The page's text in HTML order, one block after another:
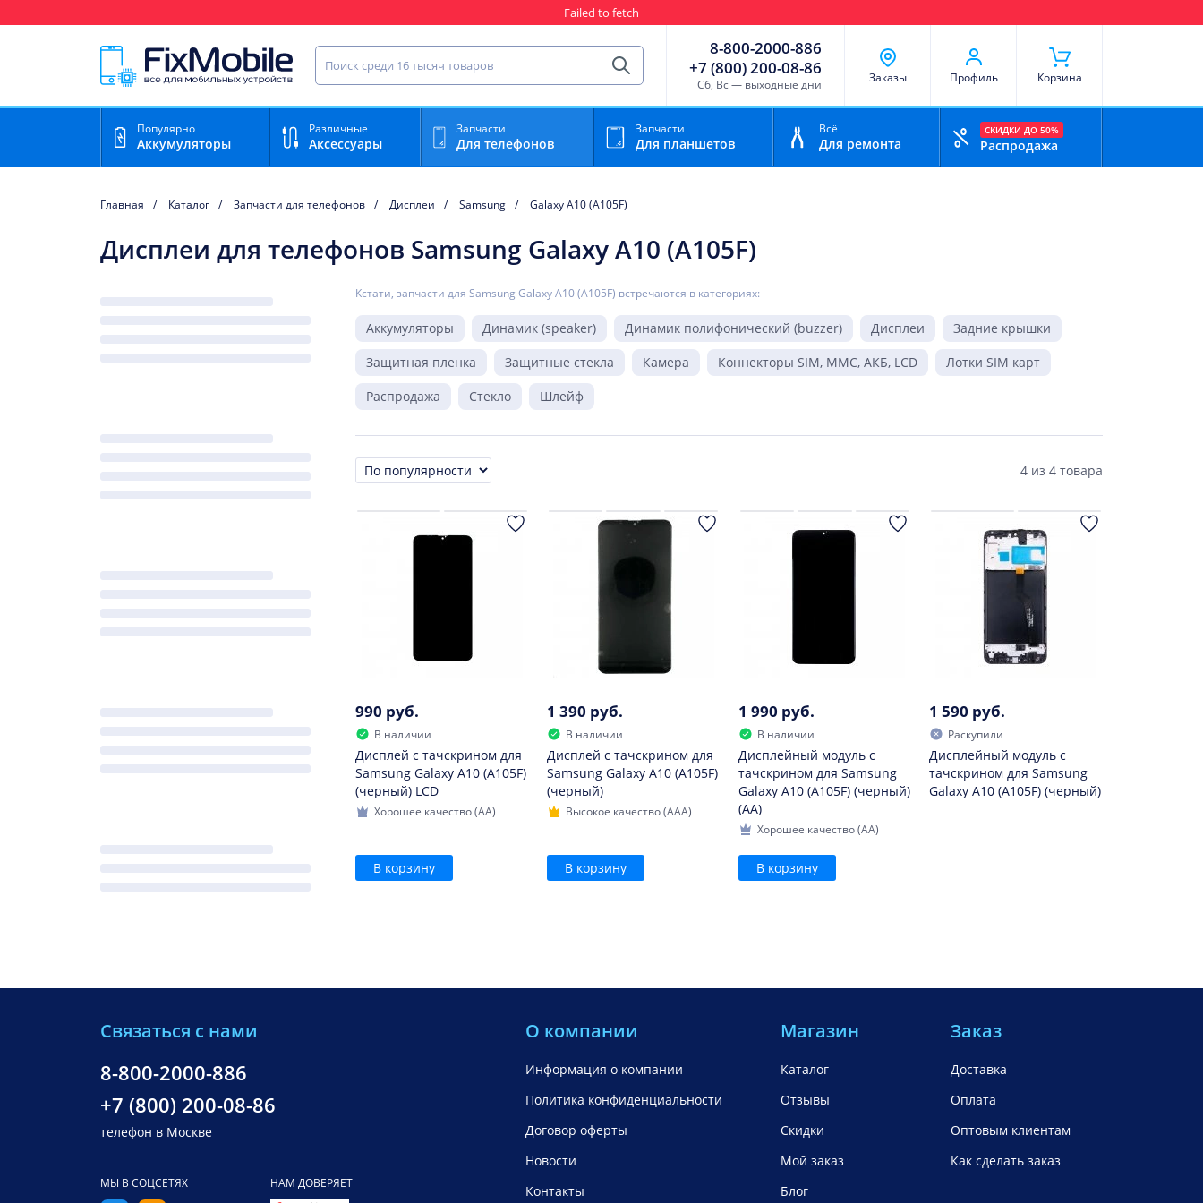
Failed to fetch
Найти запчасть для мобильного устройства
Найти
8-800-2000-886
+7 (800) 200-08-86
Cб, Вс — выходные дни Заказы Профиль Корзина
Популярно
Аккумуляторы
Различные
Аксессуары
Запчасти
Для телефонов
Запчасти
Для планшетов
Всё
Для ремонта
СКИДКИ ДО 50%
Распродажа
Главная Каталог Запчасти для телефонов Дисплеи Samsung Galaxy A10 (A105F)
Дисплеи для телефонов Samsung Galaxy A10 (A105F)
Кстати, запчасти для Samsung Galaxy A10 (A105F) встречаются в категориях:
Аккумуляторы Динамик (speaker) Динамик полифонический (buzzer) Дисплеи
Задние крышки
Защитная пленка
Защитные стекла Камера Коннекторы SIM, MMC, АКБ, LCD
Лотки SIM карт
Распродажа
Стекло Шлейф
Сортировка 4 из 4 товара
990 руб.
В наличии
Дисплей с тачскрином для
Samsung Galaxy A10 (A105F)
(черный) LCD
Хорошее качество (AA)
В корзину
1 390 руб.
В наличии
Дисплей с тачскрином для
Samsung Galaxy A10 (A105F)
(черный)
Высокое качество (AAA)
В корзину
1 990 руб.
В наличии
Дисплейный модуль с
тачскрином для Samsung
Galaxy A10 (A105F) (черный)
(AA)
Хорошее качество (AA)
В корзину
1 590 руб.
Раскупили
Дисплейный модуль с
тачскрином для Samsung
Galaxy A10 (A105F) (черный)
Связаться с нами
8-800-2000-886
+7 (800) 200-08-86
телефон в Москве
МЫ В СОЦСЕТЯХ НАМ ДОВЕРЯЕТ
О компании
Информация о компании
Политика конфиденциальности
Договор оферты
Новости
Контакты
Магазин
Каталог
Отзывы
Скидки
Мой заказ
Блог
Заказ
Доставка
Оплата
Оптовым клиентам
Как сделать заказ